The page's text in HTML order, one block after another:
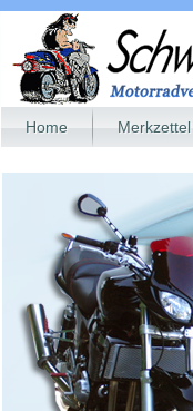
Home Merkzettel